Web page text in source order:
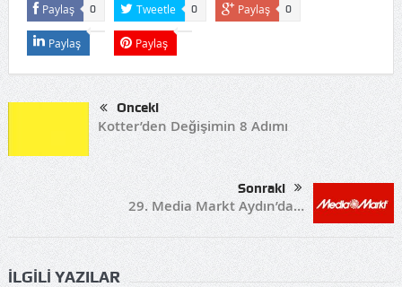
Paylaş 0 Tweetle 0 Paylaş 0
Paylaş Paylaş
Önceki
Kotter’den Değişimin 8 Adımı
Sonraki
29. Media Markt Aydın’da…
İLGILI YAZILAR